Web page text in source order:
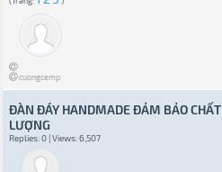
cuongcemp
ĐÀN ĐÁY HANDMADE ĐẢM BẢO CHẤT
LƯỢNG
Replies: 0 | Views: 6,507